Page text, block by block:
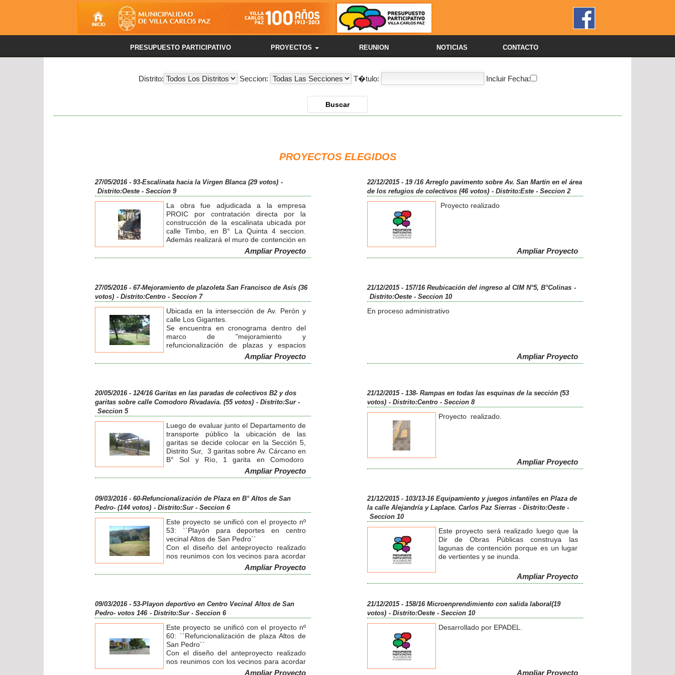
PRESUPUESTO PARTICIPATIVO PROYECTOS REUNION NOTICIAS CONTACTO
Distrito: Seccion: T�tulo: Incluir Fecha:
PROYECTOS ELEGIDOS
27/05/2016 - 93-Escalinata hacia la Virgen Blanca (29 votos) -
Distrito:Oeste - Seccion 9
La obra fue adjudicada a la empresa
PROIC por contratación directa por la
construcción de la escalinata ubicada por
calle Timbo, en B° La Quinta 4 seccion.
Además realizará el muro de contención en
la parte superior en el cul de sac y pórtico
de ingreso.
Ampliar Proyecto
22/12/2015 - 19 /16 Arreglo pavimento sobre Av. San Martín en el área
de los refugios de colectivos (46 votos) - Distrito:Este- Seccion 2
Proyecto realizado
Ampliar Proyecto
27/05/2016 - 67-Mejoramiento de plazoleta San Francisco de Asís (36
votos) - Distrito:Centro - Seccion 7
Ubicada en la intersección de Av. Perón y
calle Los Gigantes.
Se encuentra en cronograma dentro del
marco de "mejoramiento y
refuncionalización de plazas y espacios
Se realiza el Anteproyecto y se prepara una
concursar mano de obra para su ejecución.
Ampliar Proyecto
21/12/2015 - 157/16 Reubicación del ingreso al CIM N°5, B°Colinas -
Distrito:Oeste- Seccion 10
En proceso administrativo
Ampliar Proyecto
20/05/2016 - 124/16 Garitas en las paradas de colectivos B2 y dos
garitas sobre calle Comodoro Rivadavia. (55 votos) - Distrito:Sur-
Seccion 5
Luego de evaluar junto el Departamento de
transporte público la ubicación de las
garitas se decide colocar en la Sección 5,
Distrito Sur, 3 garitas sobre Av. Cárcano en
B° Sol y Río, 1 garita en Comodoro
Rivadavia y 1 costanera en B° Sol.
Ensenadas y en B° Playas de Oro. La
Ampliar Proyecto
21/12/2015 - 138- Rampas en todas las esquinas de la sección (53
votos) - Distrito:Centro- Seccion 8
Proyecto realizado.
Ampliar Proyecto
09/03/2016 - 60-Refuncionalización de Plaza en B° Altos de San
Pedro- (144 votos) - Distrito:Sur- Seccion 6
Este proyecto se unificó con el proyecto nº
53: ``Playón para deportes en centro
vecinal Altos de San Pedro``
Con el diseño del anteproyecto realizado
nos reunimos con los vecinos para acordar
el diseño definitivo según la funcionalidad
que ofrece para todos los adultos, jóvenes
plaza de Altos de San Pedro" también
elegido por los vecinos en el Programa
Presupuesto Participativo 2013-2014
Una vez definido el mejoramiento y la
refuncionalización del lugar se realizó el
diseño unificado de ambos proyectos.
Se realiza un concurso privado el 22 de
enero de 2015 para la adquisición de
Ampliar Proyecto
21/12/2015 - 103/13-16 Equipamiento y juegos infantiles en Plaza de
la calle Alejandría y Laplace. Carlos Paz Sierras - Distrito:Oeste-
Seccion 10
Este proyecto será realizado luego que la
Dir de Obras Públicas construya las
lagunas de contención porque es un lugar
de vertientes y se inunda.
Ampliar Proyecto
09/03/2016 - 53-Playon deportivo en Centro Vecinal Altos de San
Pedro- votos 146 - Distrito:Sur- Seccion 6
Este proyecto se unificó con el proyecto nº
60: ``Refuncionalización de plaza Altos de
San Pedro``
Con el diseño del anteproyecto realizado
nos reunimos con los vecinos para acordar
el diseño definitivo según la funcionalidad
Ampliar Proyecto
21/12/2015 - 158/16 Microenprendimiento con salida laboral(19
votos) - Distrito:Oeste- Seccion 10
Desarrollado por EPADEL.
Ampliar Proyecto